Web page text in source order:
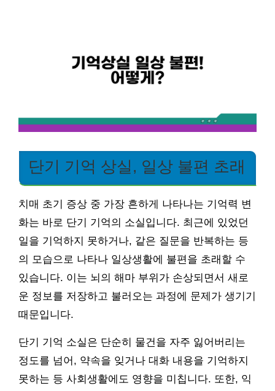
단기 기억 상실, 일상 불편 초래
치매 초기 증상 중 가장 흔하게 나타나는 기억력 변
화는 바로 단기 기억의 소실입니다. 최근에 있었던
일을 기억하지 못하거나, 같은 질문을 반복하는 등
의 모습으로 나타나 일상생활에 불편을 초래할 수
있습니다. 이는 뇌의 해마 부위가 손상되면서 새로
운 정보를 저장하고 불러오는 과정에 문제가 생기기
때문입니다.
단기 기억 소실은 단순히 물건을 자주 잃어버리는
정도를 넘어, 약속을 잊거나 대화 내용을 기억하지
못하는 등 사회생활에도 영향을 미칩니다. 또한, 익